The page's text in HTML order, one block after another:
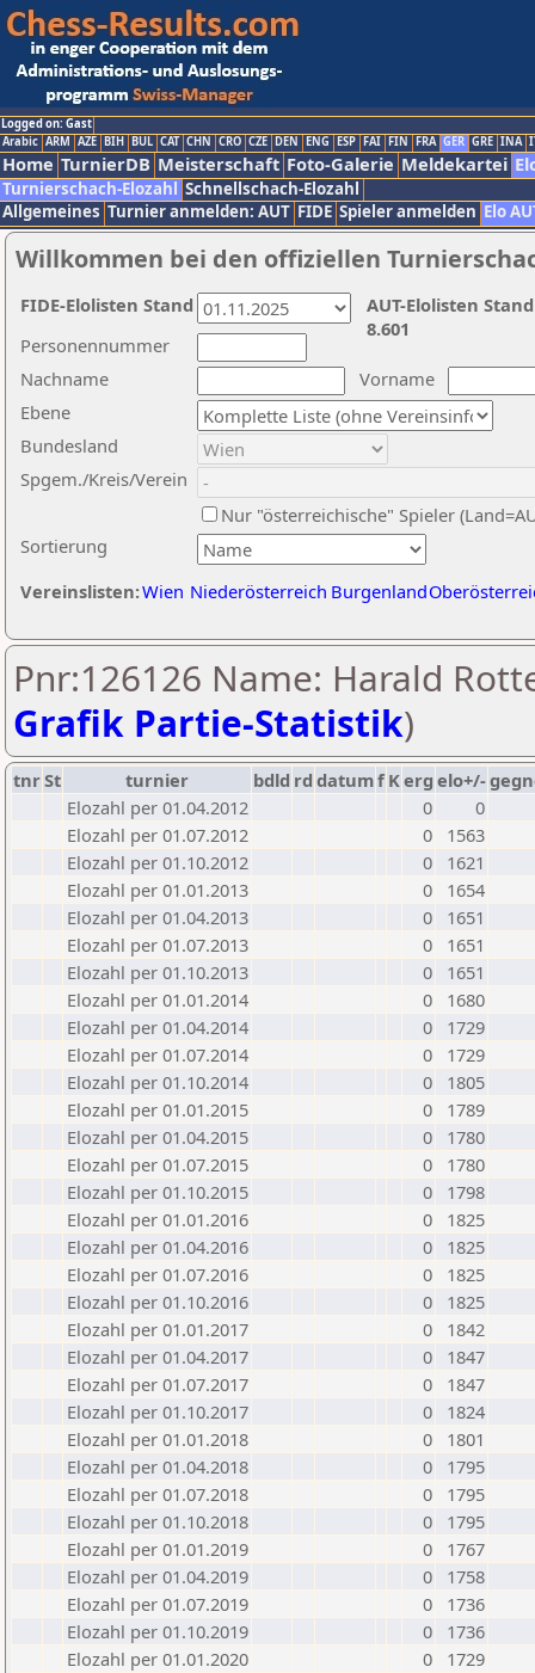
Logged on: Gast
Arabic ARM AZE BIH BUL CAT CHN CRO CZE DEN ENG ESP FAI FIN FRA GER GRE INA
Home TurnierDB Meisterschaft Foto-Galerie Meldekartei
Turnierschach-Elozahl Schnellschach-Elozahl
Allgemeines Turnier anmelden: AUT FIDE Spieler anmelden Elo
Willkommen bei den offiziellen
Nachname
Vorname
Ebene
Sortierung
Personennummer
Bundesland
Spgem./Kreis/Verein
Nur "österreichische" Spieler
Vereinslisten:Wien Niederösterreich Burgenland
AUT-Elolisten
8.601
FIDE-Elolisten Stand
Pnr:126126 Name: Harald
Grafik Partie-Statistik)
tnrSt turnier bdld rd datumf Kerg elo+/-
Elozahl per 01.04.2012
0
0
Elozahl per 01.07.2012
0
1563
Elozahl per 01.10.2012
0
1621
Elozahl per 01.01.2013
0
1654
Elozahl per 01.04.2013
0
1651
Elozahl per 01.07.2013
0
1651
Elozahl per 01.10.2013
0
1651
Elozahl per 01.01.2014
0
1680
Elozahl per 01.04.2014
0
1729
Elozahl per 01.07.2014
0
1729
Elozahl per 01.10.2014
0
1805
Elozahl per 01.01.2015
0
1789
Elozahl per 01.04.2015
0
1780
Elozahl per 01.07.2015
0
1780
Elozahl per 01.10.2015
0
1798
Elozahl per 01.01.2016
0
1825
Elozahl per 01.04.2016
0
1825
Elozahl per 01.07.2016
0
1825
Elozahl per 01.10.2016
0
1825
Elozahl per 01.01.2017
0
1842
Elozahl per 01.04.2017
0
1847
Elozahl per 01.07.2017
0
1847
Elozahl per 01.10.2017
0
1824
Elozahl per 01.01.2018
0
1801
Elozahl per 01.04.2018
0
1795
Elozahl per 01.07.2018
0
1795
Elozahl per 01.10.2018
0
1795
Elozahl per 01.01.2019
0
1767
Elozahl per 01.04.2019
0
1758
Elozahl per 01.07.2019
0
1736
Elozahl per 01.10.2019
0
1736
Elozahl per 01.01.2020
0
1729